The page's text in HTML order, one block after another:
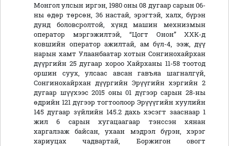
Монгол улсын иргэн, 1980 оны 08 дугаар сарын 06-
ны өдөр төрсөн, 36 настай, эрэгтэй, халх, бүрэн
дунд боловсролтой, хүнд машин мехнизмын
оператор мэргэжилтэй, “Цогт Онон” ХХК-д
ковшийн оператор ажилтай, ам бүл-4, ээж, дүү
нарын хамт Улаанбаатар хотын Сонгинохайрхан
дүүргийн 25 дугаар хороо Хайрханы 11-58 тоотод
оршин суух, улсаас авсан гавъяа шагналгүй,
Сонгинохайрхан дүүргийн Эрүүгийн хэргийн 2
дугаар шүүхээс 2015 оны 01 дүгээр сарын 28-ны
өдрийн 121 дүгээр тогтоолоор Эрүүүгийн хуулийн
145 дугаар зүйлийн 145.2 дахь хэсэгт зааснаар 1
жил 6 сарын хугацаагаар тэнссэн хянан
харгалзаж байсан, ухаан мэдрэл бүрэн, хэрэг
хариуцах чадвартай, Боржигон овогт